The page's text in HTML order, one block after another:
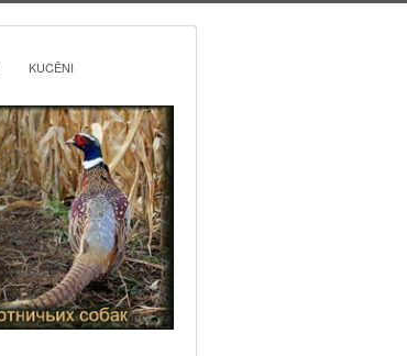
KUCĒNI